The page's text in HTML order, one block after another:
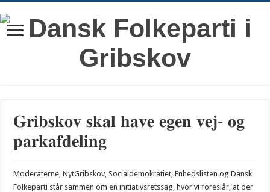
𝐆𝐫𝐢𝐛𝐬𝐤𝐨𝐯 𝐬𝐤𝐚𝐥 𝐡𝐚𝐯𝐞 𝐞𝐠𝐞𝐧 𝐯𝐞𝐣- 𝐨𝐠
𝐩𝐚𝐫𝐤𝐚𝐟𝐝𝐞𝐥𝐢𝐧𝐠
Moderaterne, NytGribskov, Socialdemokratiet, Enhedslisten og Dansk
Folkeparti står sammen om en initiativsretssag, hvor vi foreslår, at der